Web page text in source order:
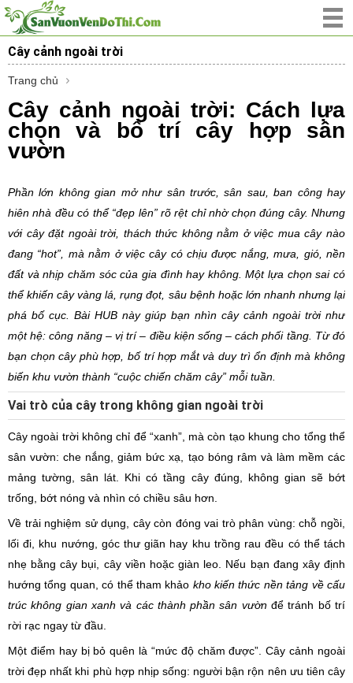
Cây cảnh ngoài trời
Trang chủ
Cây cảnh ngoài trời: Cách lựa
chọn và bố trí cây hợp sân
vườn
Phần lớn không gian mở như sân trước, sân sau, ban công hay
hiên nhà đều có thể “đẹp lên” rõ rệt chỉ nhờ chọn đúng cây. Nhưng
với cây đặt ngoài trời, thách thức không nằm ở việc mua cây nào
đang “hot”, mà nằm ở việc cây có chịu được nắng, mưa, gió, nền
đất và nhịp chăm sóc của gia đình hay không. Một lựa chọn sai có
thể khiến cây vàng lá, rụng đọt, sâu bệnh hoặc lớn nhanh nhưng lại
phá bố cục. Bài HUB này giúp bạn nhìn cây cảnh ngoài trời như
một hệ: công năng – vị trí – điều kiện sống – cách phối tầng. Từ đó
bạn chọn cây phù hợp, bố trí hợp mắt và duy trì ổn định mà không
biến khu vườn thành “cuộc chiến chăm cây” mỗi tuần.
Vai trò của cây trong không gian ngoài trời
Cây ngoài trời không chỉ để “xanh”, mà còn tạo khung cho tổng thể
sân vườn: che nắng, giảm bức xạ, tạo bóng râm và làm mềm các
mảng tường, sân lát. Khi có tầng cây đúng, không gian sẽ bớt
trống, bớt nóng và nhìn có chiều sâu hơn.
Về trải nghiệm sử dụng, cây còn đóng vai trò phân vùng: chỗ ngồi,
lối đi, khu nướng, góc thư giãn hay khu trồng rau đều có thể tách
nhẹ bằng cây bụi, cây viền hoặc giàn leo. Nếu bạn đang xây định
hướng tổng quan, có thể tham khảo kho kiến thức nền tảng về cấu
trúc không gian xanh và các thành phần sân vườnđể tránh bố trí
rời rạc ngay từ đầu.
Một điểm hay bị bỏ quên là “mức độ chăm được”. Cây cảnh ngoài
trời đẹp nhất khi phù hợp nhịp sống: người bận rộn nên ưu tiên cây